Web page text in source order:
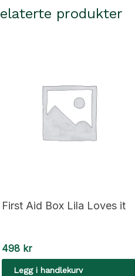
produkter
First Aid Box Lila Loves it
498 kr
Legg i handlekurv